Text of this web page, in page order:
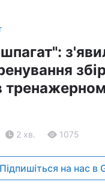
2 хв. 1075
Підпишіться на нас в